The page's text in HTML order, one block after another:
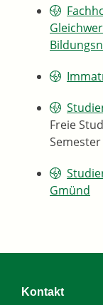
Freie
Semester
Gmünd
Kontakt